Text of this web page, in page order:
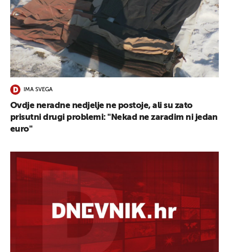
IMA SVEGA
Ovdje neradne nedjelje ne postoje, ali su zato
prisutni drugi problemi: "Nekad ne zaradim ni jedan
euro"